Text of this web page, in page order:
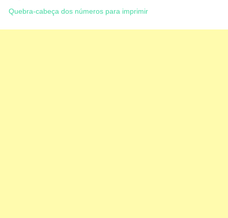
Quebra-cabeça dos números para imprimir